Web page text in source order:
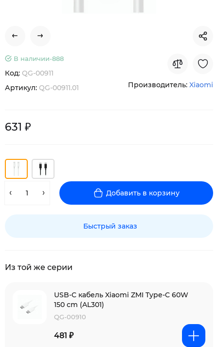
В наличии-888
Код: QG-00911
Артикул: QG-00911.01 Производитель: Xiaomi
631 ₽
Добавить в корзину
Быстрый заказ
Из той же серии
USB-C кабель Xiaomi ZMI Type-C 60W
150 cm (AL301)
QG-00910
481 ₽